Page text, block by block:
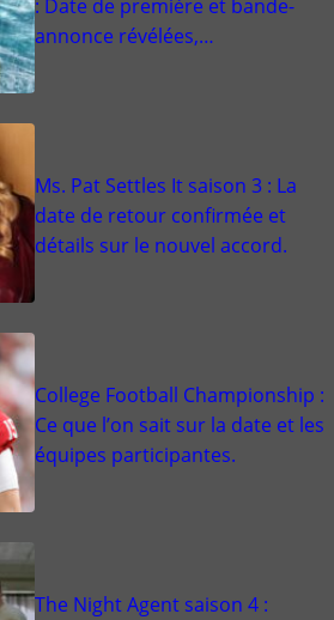
: Date de première et bande-
annonce révélées,…
Ms. Pat Settles It saison 3 : La
date de retour confirmée et
détails sur le nouvel accord.
College Football Championship :
Ce que l’on sait sur la date et les
équipes participantes.
The Night Agent saison 4 :